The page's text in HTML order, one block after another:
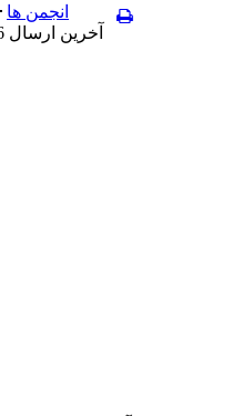
انجمن ها
آخرين ارسال 26 آذر 1394 20:03 توسط